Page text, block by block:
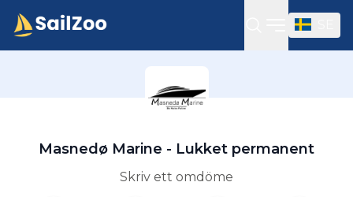
Öppna
Masnedø Marine - Lukket permanent
Skriv ett omdöme